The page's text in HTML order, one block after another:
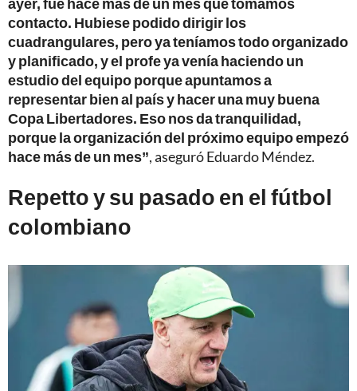
contacto. Hubiese podido dirigir los
cuadrangulares, pero ya teníamos todo organizado
y planificado, y el profe ya venía haciendo un
estudio del equipo porque apuntamos a
representar bien al país y hacer una muy buena
Copa Libertadores. Eso nos da tranquilidad,
porque la organización del próximo equipo empezó
hace más de un mes”, aseguró Eduardo Méndez.
Repetto y su pasado en el fútbol
colombiano